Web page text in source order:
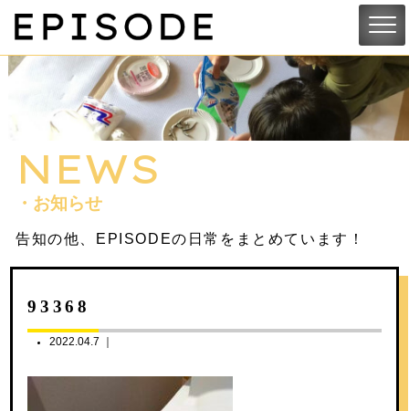
NEWS
・お知らせ
告知の他、EPISODEの日常をまとめています！
93368
2022.04.7 ｜